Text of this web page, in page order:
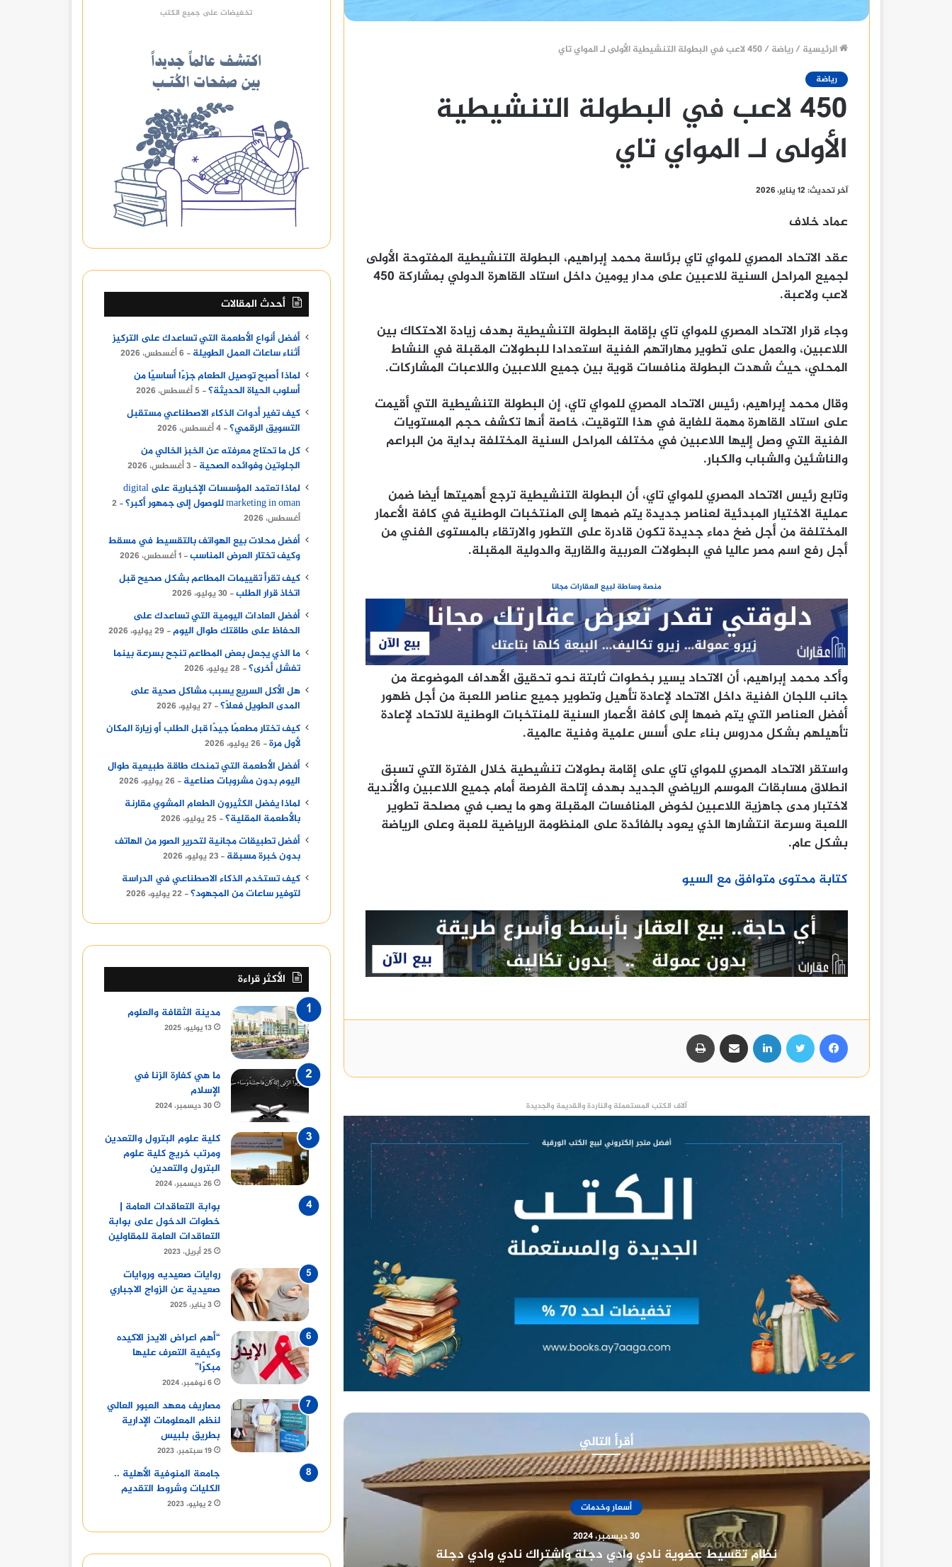
الرئيسية /رياضة /450 لاعب في البطولة التنشيطية الأولى لـ المواي تاي
رياضة
450 لاعب في البطولة التنشيطية
الأولى لـ المواي تاي
آخر تحديث: 12 يناير، 2026
عماد خلاف
عقد الاتحاد المصري للمواي تاي برئاسة محمد إبراهيم، البطولة التنشيطية المفتوحة الأولى
لجميع المراحل السنية للاعبين على مدار يومين داخل استاد القاهرة الدولي بمشاركة 450
لاعب ولاعبة.
وجاء قرار الاتحاد المصري للمواي تاي بإقامة البطولة التنشيطية بهدف زيادة الاحتكاك بين
اللاعبين، والعمل على تطوير مهاراتهم الفنية استعدادا للبطولات المقبلة في النشاط
المحلي، حيث شهدت البطولة منافسات قوية بين جميع اللاعبين واللاعبات المشاركات.
وقال محمد إبراهيم، رئيس الاتحاد المصري للمواي تاي، إن البطولة التنشيطية التي أقيمت
على استاد القاهرة مهمة للغاية في هذا التوقيت، خاصة أنها تكشف حجم المستويات
الفنية التي وصل إليها اللاعبين في مختلف المراحل السنية المختلفة بداية من البراعم
والناشئين والشباب والكبار.
وتابع رئيس الاتحاد المصري للمواي تاي، أن البطولة التنشيطية ترجع أهميتها أيضا ضمن
عملية الاختيار المبدئية لعناصر جديدة يتم ضمها إلى المنتخبات الوطنية في كافة الأعمار
المختلفة من أجل ضخ دماء جديدة تكون قادرة على التطور والارتقاء بالمستوى الفني من
أجل رفع اسم مصر عاليا في البطولات العربية والقارية والدولية المقبلة.
منصة وساطة لبيع العقارات مجانا
وأكد محمد إبراهيم، أن الاتحاد يسير بخطوات ثابتة نحو تحقيق الأهداف الموضوعة من
جانب اللجان الفنية داخل الاتحاد لإعادة تأهيل وتطوير جميع عناصر اللعبة من أجل ظهور
أفضل العناصر التي يتم ضمها إلى كافة الأعمار السنية للمنتخبات الوطنية للاتحاد لإعادة
تأهيلهم بشكل مدروس بناء على أسس علمية وفنية عالمية.
واستقر الاتحاد المصري للمواي تاي على إقامة بطولات تنشيطية خلال الفترة التي تسبق
انطلاق مسابقات الموسم الرياضي الجديد بهدف إتاحة الفرصة أمام جميع اللاعبين والأندية
لاختبار مدى جاهزية اللاعبين لخوض المنافسات المقبلة وهو ما يصب في مصلحة تطوير
اللعبة وسرعة انتشارها الذي يعود بالفائدة على المنظومة الرياضية للعبة وعلى الرياضة
بشكل عام.
كتابة محتوى متوافق مع السيو
آلاف الكتب المستعملة والناردة والقديمة والجديدة
أقرأ التالي
أسعار وخدمات
30 ديسمبر، 2024
نادي الصيد المصري تاريخ طويل وعراقة في خدمة أعضائه
2 نوفمبر، 2024
مباريات نادي الأهلي السعودي: التحديات
تخفيضات على جميع الكتب
أحدث المقالات
أفضل أنواع الأطعمة التي تساعدك على التركيز
أثناء ساعات العمل الطويلة
6 أغسطس، 2026
لماذا أصبح توصيل الطعام جزءًا أساسيًا من
أسلوب الحياة الحديثة؟
5 أغسطس، 2026
كيف تغير أدوات الذكاء الاصطناعي مستقبل
التسويق الرقمي؟
4 أغسطس، 2026
كل ما تحتاج معرفته عن الخبز الخالي من
الجلوتين وفوائده الصحية
3 أغسطس، 2026
لماذا تعتمد المؤسسات الإخبارية على digital
marketing in oman للوصول إلى جمهور أكبر؟
2
أغسطس، 2026
أفضل محلات بيع الهواتف بالتقسيط في مسقط
وكيف تختار العرض المناسب
1 أغسطس، 2026
كيف تقرأ تقييمات المطاعم بشكل صحيح قبل
اتخاذ قرار الطلب
30 يوليو، 2026
أفضل العادات اليومية التي تساعدك على
الحفاظ على طاقتك طوال اليوم
29 يوليو، 2026
ما الذي يجعل بعض المطاعم تنجح بسرعة بينما
تفشل أخرى؟
28 يوليو، 2026
هل الأكل السريع يسبب مشاكل صحية على
المدى الطويل فعلًا؟
27 يوليو، 2026
كيف تختار مطعمًا جيدًا قبل الطلب أو زيارة المكان
لأول مرة
26 يوليو، 2026
أفضل الأطعمة التي تمنحك طاقة طبيعية طوال
اليوم بدون مشروبات صناعية
26 يوليو، 2026
لماذا يفضل الكثيرون الطعام المشوي مقارنة
بالأطعمة المقلية؟
25 يوليو، 2026
أفضل تطبيقات مجانية لتحرير الصور من الهاتف
بدون خبرة مسبقة
23 يوليو، 2026
كيف تستخدم الذكاء الاصطناعي في الدراسة
لتوفير ساعات من المجهود؟
22 يوليو، 2026
الأكثر قراءة
مدينة الثقافة والعلوم
13 يوليو، 2025
ما هي كفارة الزنا في
الإسلام
30 ديسمبر، 2024
كلية علوم البترول والتعدين
ومرتب خريج كلية علوم
البترول والتعدين
26 ديسمبر، 2024
بوابة التعاقدات العامة |
خطوات الدخول على بوابة
التعاقدات العامة للمقاولين
25 أبريل، 2023
روايات صعيديه وروايات
صعيدية عن الزواج الاجباري
3 يناير، 2025
“أهم اعراض الايدز الاكيده
وكيفية التعرف عليها
مبكرًا”
6 نوفمبر، 2024
مصاريف معهد العبور العالي
لنظم المعلومات الإدارية
بطريق بلبيس
19 سبتمبر، 2023
جامعة المنوفية الأهلية ..
الكليات وشروط التقديم
2 يوليو، 2023